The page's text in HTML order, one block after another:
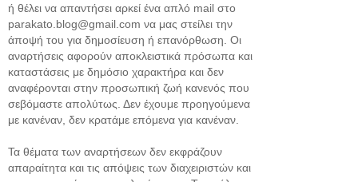
ή θέλει να απαντήσει αρκεί ένα απλό mail στο
parakato.blog@gmail.com να μας στείλει την
άποψή του για δημοσίευση ή επανόρθωση. Οι
αναρτήσεις αφορούν αποκλειστικά πρόσωπα και
καταστάσεις με δημόσιο χαρακτήρα και δεν
αναφέρονται στην προσωπική ζωή κανενός που
σεβόμαστε απολύτως. Δεν έχουμε προηγούμενα
με κανέναν, δεν κρατάμε επόμενα για κανέναν.
Τα θέματα των αναρτήσεων δεν εκφράζουν
απαραίτητα και τις απόψεις των διαχειριστών και